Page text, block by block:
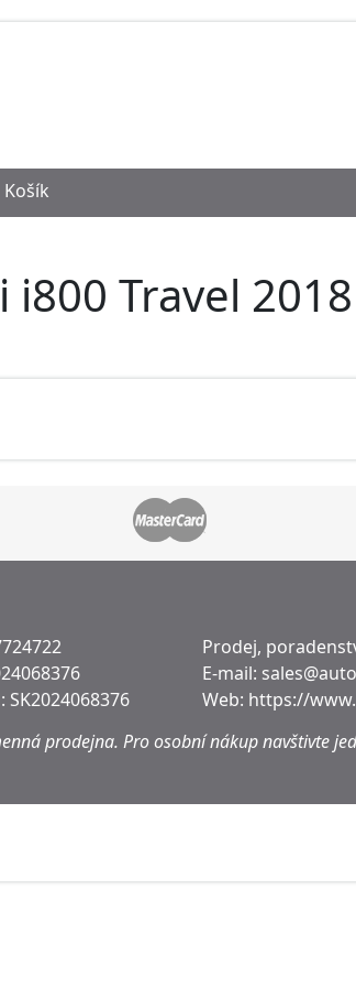
Košík
Travel
SK2024068376
Prodej,
E-mail:
Web: https://
prodejna. Pro osobní nákup navštivte